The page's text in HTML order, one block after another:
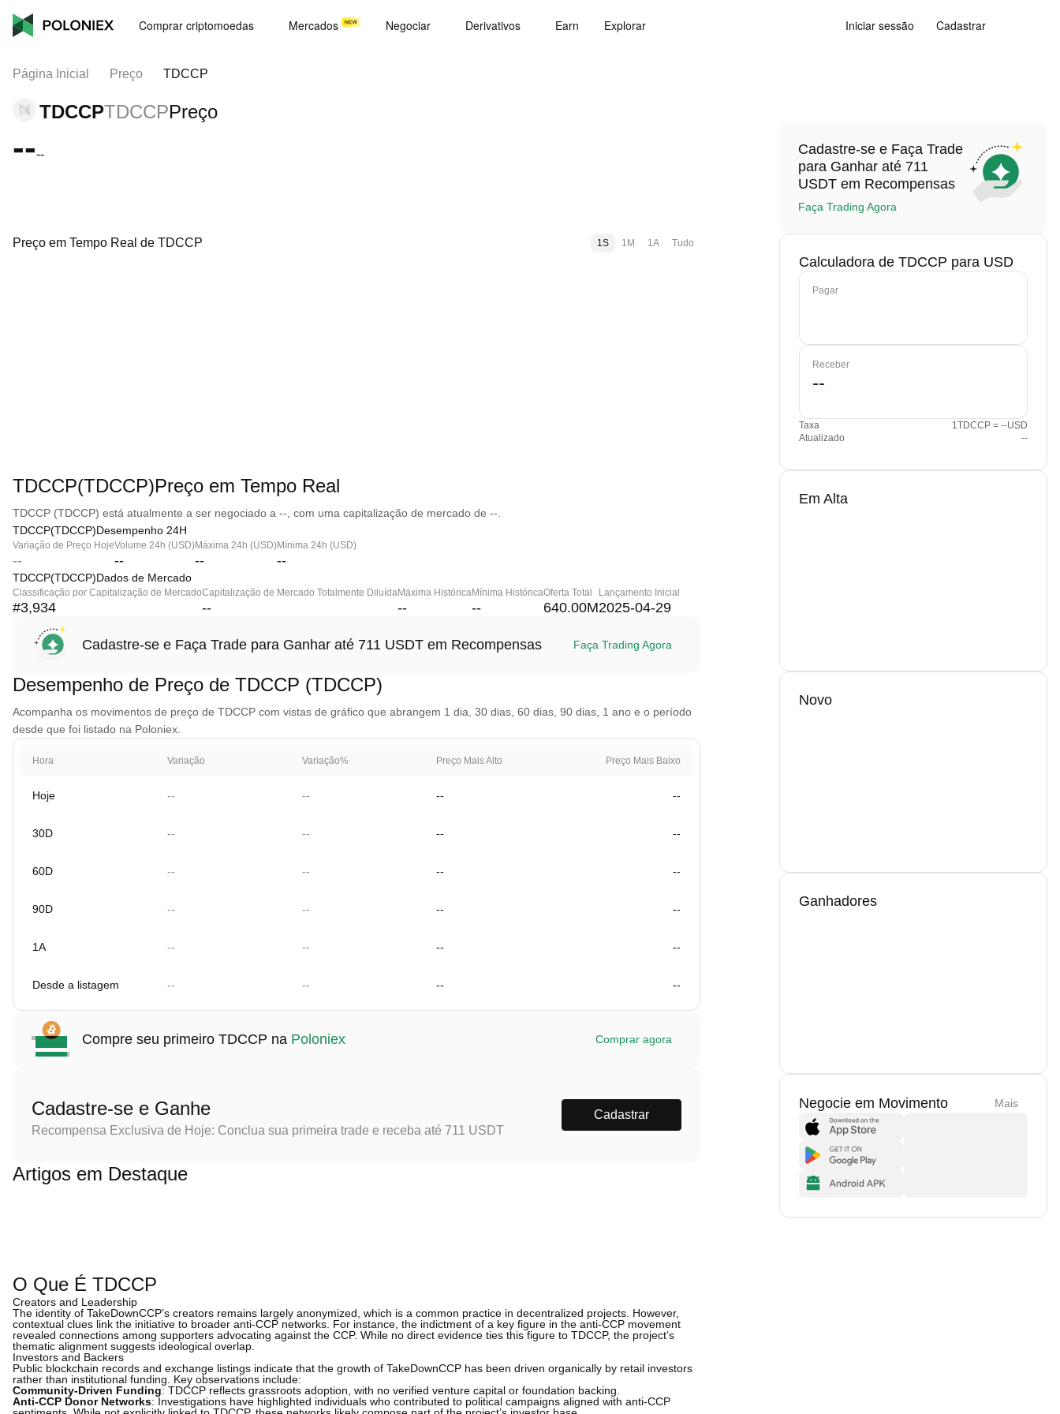
Comprar criptomoedas Mercados Negociar Derivativos Earn Explorar Iniciar sessão Cadastrar
Página Inicial Preço TDCCP
TDCCPTDCCPPreço
----
Preço em Tempo Real de TDCCP 1S 1M 1A Tudo
TDCCP(TDCCP)Preço em Tempo Real
TDCCP (TDCCP) está atualmente a ser negociado a --, com uma capitalização de mercado de --.
TDCCP(TDCCP)Desempenho 24H
Variação de Preço Hoje
--
Volume 24h (USD)
--
Máxima 24h (USD)
--
Mínima 24h (USD)
--
TDCCP(TDCCP)Dados de Mercado
Classificação por Capitalização de Mercado
#3,934
Capitalização de Mercado Totalmente Diluída
--
Máxima Histórica
--
Mínima Histórica
--
Oferta Total
640.00M
Lançamento Inicial
2025-04-29
Cadastre-se e Faça Trade para Ganhar até 711 USDT em Recompensas Faça Trading Agora
Desempenho de Preço de TDCCP (TDCCP)
Acompanha os movimentos de preço de TDCCP com vistas de gráfico que abrangem 1 dia, 30 dias, 60 dias, 90 dias, 1 ano e o período
desde que foi listado na Poloniex.
Hora Variação Variação% Preço Mais Alto Preço Mais Baixo
Hoje -- -- -- --
30D -- -- -- --
60D -- -- -- --
90D -- -- -- --
1A -- -- -- --
Desde a listagem -- -- -- --
Compre seu primeiro TDCCP na Poloniex Comprar agora
Cadastre-se e Ganhe
Recompensa Exclusiva de Hoje: Conclua sua primeira trade e receba até 711 USDT
Cadastrar
Artigos em Destaque
O Que É TDCCP
Creators and Leadership
The identity of TakeDownCCP’s creators remains largely anonymized, which is a common practice in decentralized projects. However,
contextual clues link the initiative to broader anti-CCP networks. For instance, the indictment of a key figure in the anti-CCP movement
revealed connections among supporters advocating against the CCP. While no direct evidence ties this figure to TDCCP, the project’s
thematic alignment suggests ideological overlap.
Investors and Backers
Public blockchain records and exchange listings indicate that the growth of TakeDownCCP has been driven organically by retail investors
rather than institutional funding. Key observations include:
Community-Driven Funding: TDCCP reflects grassroots adoption, with no verified venture capital or foundation backing.
Anti-CCP Donor Networks: Investigations have highlighted individuals who contributed to political campaigns aligned with anti-CCP
Cadastre-se e Faça Trade
para Ganhar até 711
USDT em Recompensas
Faça Trading Agora
Calculadora de TDCCP para USD
Pagar
Receber
Taxa
1TDCCP = --USD
Atualizado
--
Em Alta
Novo
Ganhadores
Negocie em Movimento Mais